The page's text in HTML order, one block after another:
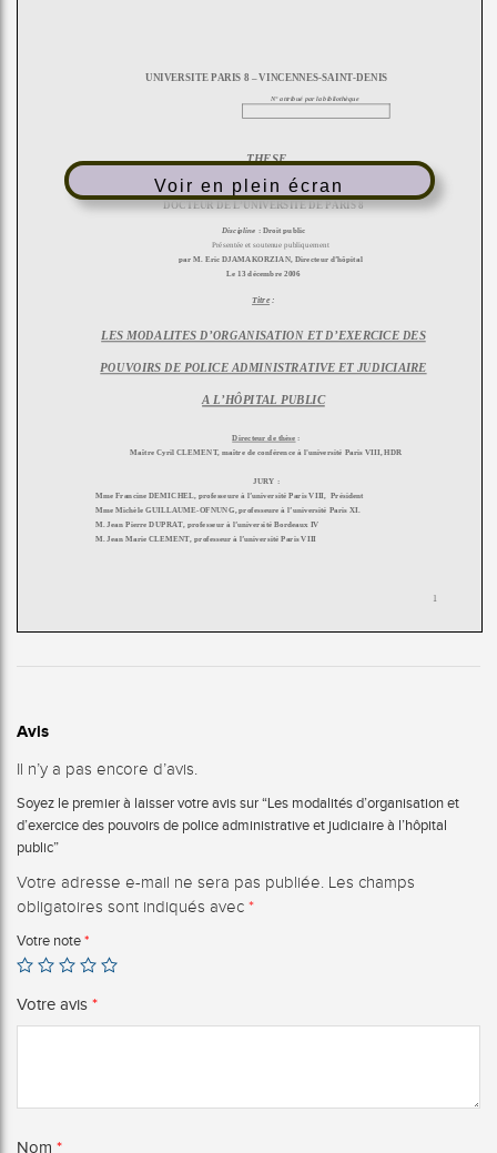
Voir en plein écran
Avis
Il n’y a pas encore d’avis.
Soyez le premier à laisser votre avis sur “Les modalités d’organisation et
d’exercice des pouvoirs de police administrative et judiciaire à l’hôpital
public”
Votre adresse e-mail ne sera pas publiée. Les champs
obligatoires sont indiqués avec *
Votre note *
Votre avis *
Nom *